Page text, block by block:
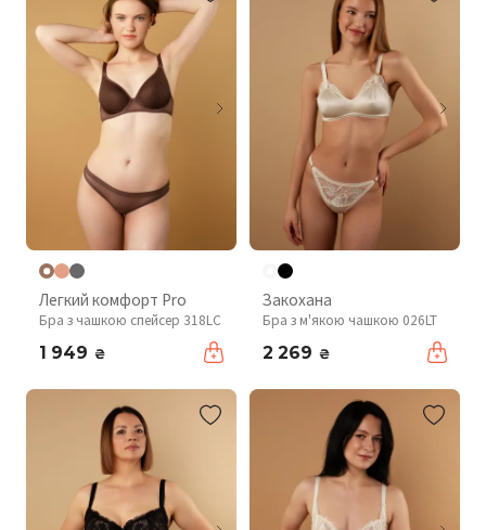
Легкий комфорт Pro
Бра з чашкою спейсер 318LC
1 949 ₴
Закохана
Бра з м'якою чашкою 026LT
2 269 ₴